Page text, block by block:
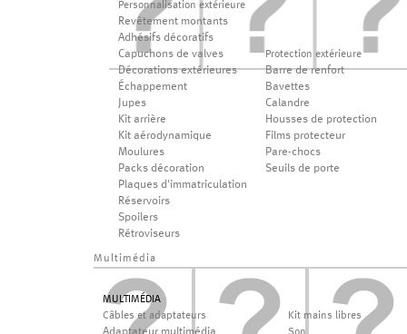
Personnalisation extérieure
Revêtement montants
Adhésifs décoratifs
Capuchons de valves
Décorations extérieures
Échappement
Jupes
Kit arrière
Kit aérodynamique
Moulures
Packs décoration
Plaques d'immatriculation
Réservoirs
Spoilers
Rétroviseurs
Protection extérieure
Barre de renfort
Bavettes
Calandre
Housses de protection
Films protecteur
Pare-chocs
Seuils de porte
Multimédia
MULTIMÉDIA
Câbles et adaptateurs
Kit mains libres